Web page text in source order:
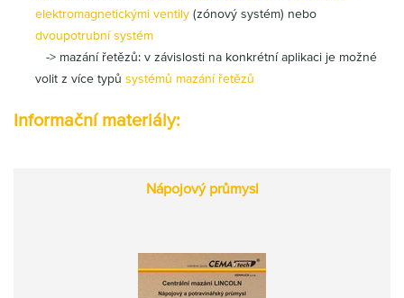
Partner Zone
elektromagnetickými ventily (zónový systém) nebo
dvoupotrubní systém
-> mazání řetězů: v závislosti na konkrétní aplikaci je možné
volit z více typů systémů mazání řetězů
Informační materiály:
Nápojový průmysl